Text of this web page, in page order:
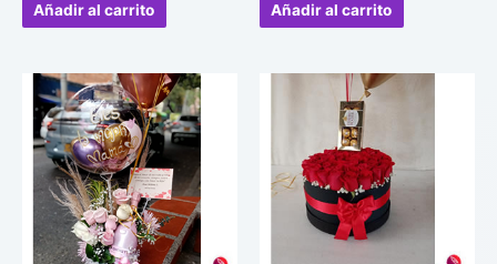
Añadir al carrito Añadir al carrito